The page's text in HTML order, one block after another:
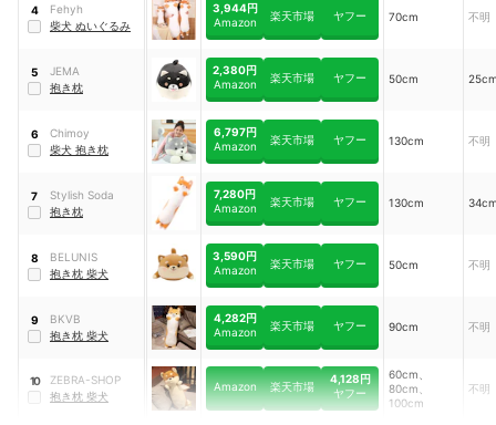
4
Fehyh
柴犬 ぬいぐるみ
3,944円
Amazon
楽天市場 ヤフー 70cm 不明
5
JEMA
抱き枕
2,380円
Amazon
楽天市場 ヤフー 50cm
6
Chimoy
柴犬 抱き枕
6,797円
Amazon
楽天市場 ヤフー 130cm 不明
7
Stylish Soda
抱き枕
7,280円
Amazon
楽天市場 ヤフー 130cm
8
BELUNIS
抱き枕 柴犬
3,590円
Amazon
楽天市場 ヤフー 50cm 不明
9
BKVB
抱き枕 柴犬
4,282円
Amazon
楽天市場 ヤフー 90cm 不明
10
ZEBRA-SHOP
抱き枕 柴犬
Amazon 楽天市場
4,128円
ヤフー
60cm、
80cm、
100cm
不明